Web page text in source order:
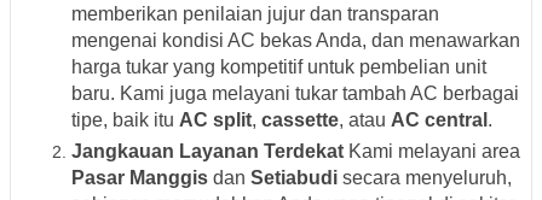
memberikan penilaian jujur dan transparan
mengenai kondisi AC bekas Anda, dan menawarkan
harga tukar yang kompetitif untuk pembelian unit
baru. Kami juga melayani tukar tambah AC berbagai
tipe, baik itu AC split, cassette, atau AC central .
Jangkauan Layanan Terdekat Kami melayani area
Pasar Manggis dan Setiabudi secara menyeluruh,